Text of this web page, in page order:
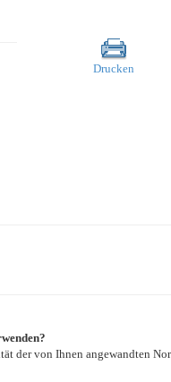
Drucken
der von Ihnen angewandten